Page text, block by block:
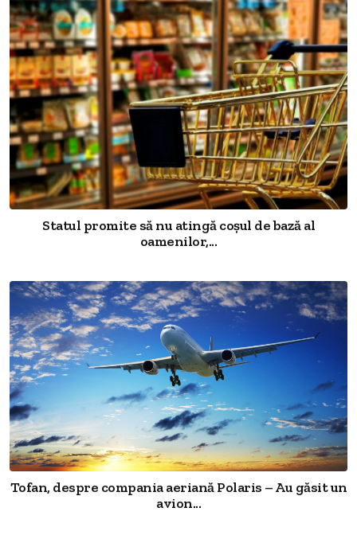
Statul promite să nu atingă coșul de bază al
oamenilor,...
Tofan, despre compania aeriană Polaris – Au găsit un
avion...